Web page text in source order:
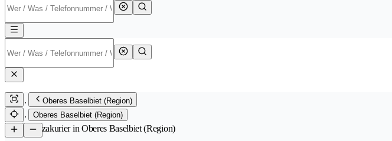
Oberes Baselbiet (Region)
Oberes Baselbiet (Region)
/Pizzakurier in Oberes Baselbiet (Region)